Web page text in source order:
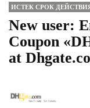
ИСТЕК СРОК
New user:
Coupon
at